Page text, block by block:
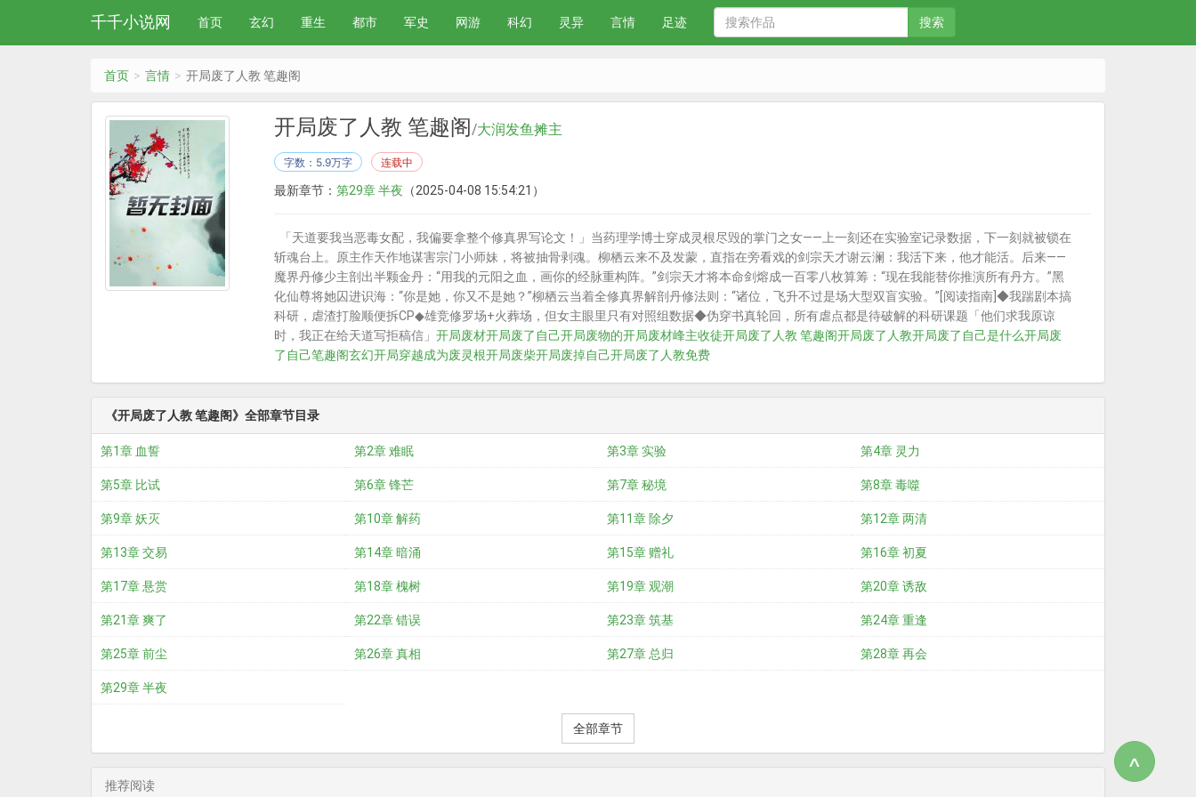
千千小说网 首页 玄幻 重生 都市 军史 网游 科幻 灵异 言情 足迹 搜索
首页 言情 开局废了人教 笔趣阁
开局废了人教 笔趣阁/大润发鱼摊主
字数：5.9万字 连载中
最新章节： 第29章 半夜 （2025-04-08 15:54:21）
「天道要我当恶毒女配，我偏要拿整个修真界写论文！」当药理学博士穿成灵根尽毁的掌门之女——上一刻还在实验室记录数据，下一刻就被锁在
斩魂台上。原主作天作地谋害宗门小师妹，将被抽骨剥魂。柳栖云来不及发蒙，直指在旁看戏的剑宗天才谢云澜：我活下来，他才能活。后来——
魔界丹修少主剖出半颗金丹：“用我的元阳之血，画你的经脉重构阵。”剑宗天才将本命剑熔成一百零八枚算筹：“现在我能替你推演所有丹方。”黑
化仙尊将她囚进识海：“你是她，你又不是她？”柳栖云当着全修真界解剖丹修法则：“诸位，飞升不过是场大型双盲实验。”[阅读指南]◆我踹剧本搞
科研，虐渣打脸顺便拆CP◆雄竞修罗场+火葬场，但女主眼里只有对照组数据◆伪穿书真轮回，所有虐点都是待破解的科研课题「他们求我原谅
时，我正在给天道写拒稿信」 开局废材开局废了自己开局废物的开局废材峰主收徒开局废了人教 笔趣阁开局废了人教开局废了自己是什么开局废
了自己笔趣阁玄幻开局穿越成为废灵根开局废柴开局废掉自己开局废了人教免费
《开局废了人教 笔趣阁》全部章节目录
第1章 血誓 第2章 难眠 第3章 实验 第4章 灵力
第5章 比试 第6章 锋芒 第7章 秘境 第8章 毒噬
第9章 妖灭 第10章 解药 第11章 除夕 第12章 两清
第13章 交易 第14章 暗涌 第15章 赠礼 第16章 初夏
第17章 悬赏 第18章 槐树 第19章 观潮 第20章 诱敌
第21章 爽了 第22章 错误 第23章 筑基 第24章 重逢
第25章 前尘 第26章 真相 第27章 总归 第28章 再会
第29章 半夜
全部章节
推荐阅读
∧